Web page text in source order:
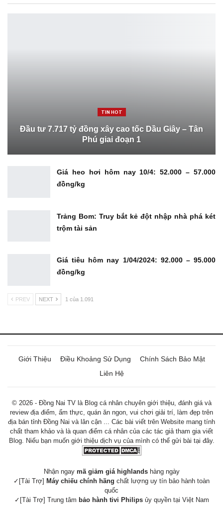
TIN HOT
Đầu tư 7.717 tỷ đồng xây cao tốc Dầu Giây – Tân
Phú giai đoạn 1
Giá heo hơi hôm nay 10/4: 52.000 – 57.000
đồng/kg
Trảng Bom: Truy bắt kẻ đột nhập nhà phá két
trộm tài sản
Giá tiêu hôm nay 1/04/2024: 92.000 – 95.000
đồng/kg
PREV NEXT 1 của 1.091
Giới Thiệu Điều Khoảng Sử Dụng
Chính Sách Bảo Mật
Liên Hệ
© 2026 - Đồng Nai TV là Blog cá nhân chuyên giới thiệu, đánh giá và
review địa điểm, ẩm thực, quán ăn ngon, vui chơi giải trí, làm đẹp trên
địa bán tỉnh Đồng Nai và lân cận ... Các bài viết trên Website mang tính
chất tham khảo và là quan điểm cá nhân của các tác giả tham gia viết
Blog. Niếu bạn muốn giới thiệu dịch vụ của mình có thể gửi bài tại đây.
Nhận ngay mã giảm giá highlandshàng ngày
✓[Tài Trợ] Máy chiếu chính hãng chất lượng uy tín bảo hành toàn
quốc
✓[Tài Trợ] Trung tâm bảo hành tivi Philipsủy quyền tại Việt Nam